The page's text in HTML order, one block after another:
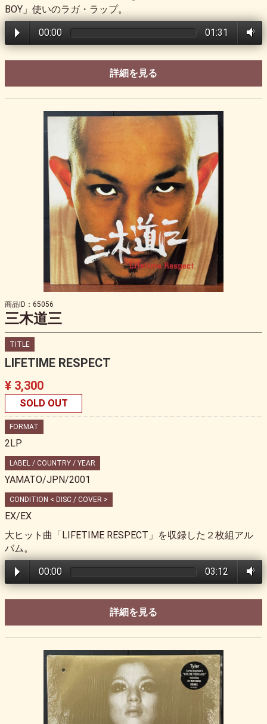
BOY」使いのラガ・ラップ。
00:00 01:31
詳細を見る
商品ID：65056
三木道三
TITLE
LIFETIME RESPECT
¥ 3,300
SOLD OUT
FORMAT
2LP
LABEL / COUNTRY / YEAR
YAMATO/JPN/2001
CONDITION < DISC / COVER >
EX/EX
大ヒット曲「LIFETIME RESPECT」を収録した２枚組アル
バム。
00:00 03:12
詳細を見る